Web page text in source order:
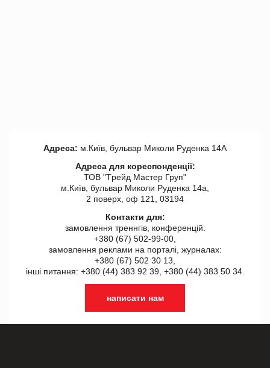
Адреса: м.Київ, бульвар Миколи Руденка 14А
Адреса для кореспонденції:
ТОВ "Tрейд Мастер Груп"
м.Київ, бульвар Миколи Руденка 14а,
2 поверх, оф 121, 03194
Контакти для:
замовлення треннгів, конференцій:
+380 (67) 502-99-00,
замовлення реклами на порталі, журналах:
+380 (67) 502 30 13,
інші питання: +380 (44) 383 92 39, +380 (44) 383 50 34.
написати нам